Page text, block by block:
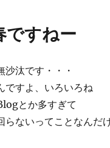
ですねー
沙汰です・・・
ですよ、いろいろね
とか多すぎて
らないってことなんだ